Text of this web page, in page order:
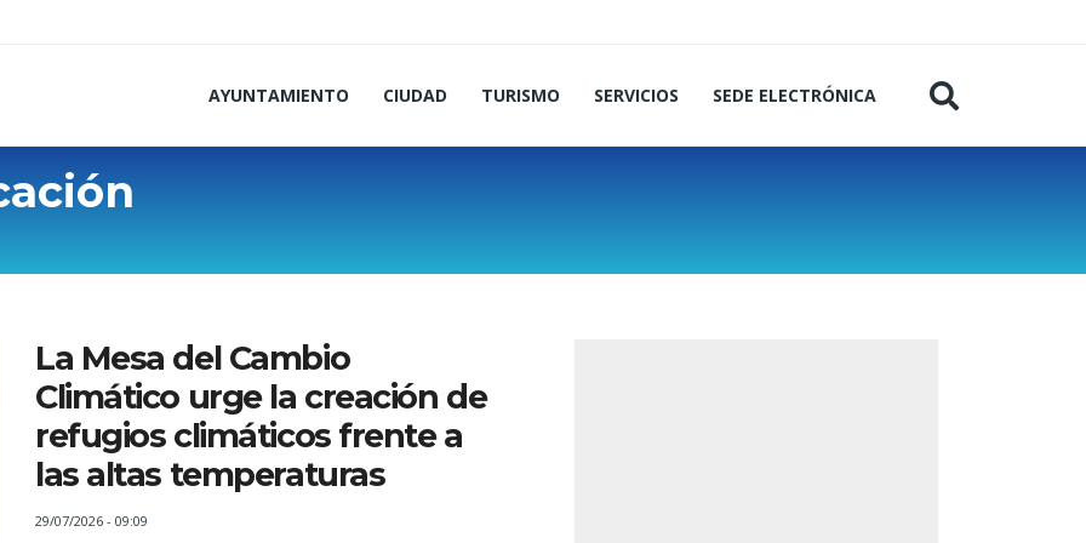
AYUNTAMIENTO CIUDAD TURISMO SERVICIOS SEDE ELECTRÓNICA
La Mesa del Cambio
Climático urge la creación de
refugios climáticos frente a
las altas temperaturas
29/07/2026 - 09:09